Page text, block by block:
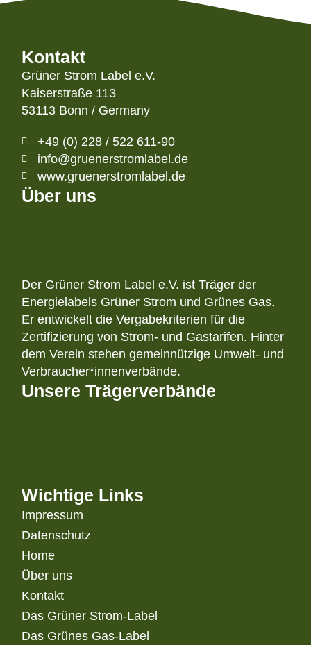
Kontakt
Grüner Strom Label e.V.
Kaiserstraße 113
53113 Bonn / Germany
+49 (0) 228 / 522 611-90
info@gruenerstromlabel.de
www.gruenerstromlabel.de
Über uns
Der Grüner Strom Label e.V. ist Träger der
Energielabels Grüner Strom und Grünes Gas.
Er entwickelt die Vergabekriterien für die
Zertifizierung von Strom- und Gastarifen. Hinter
dem Verein stehen gemeinnützige Umwelt- und
Verbraucher*innenverbände.
Unsere Trägerverbände
Wichtige Links
Impressum
Datenschutz
Home
Über uns
Kontakt
Das Grüner Strom-Label
Das Grünes Gas-Label